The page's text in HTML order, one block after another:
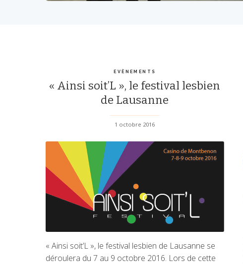
EVÈNEMENTS
« Ainsi soit’L », le festival lesbien
de Lausanne
1 octobre 2016
« Ainsi soit’L », le festival lesbien de Lausanne se
déroulera du 7 au 9 octobre 2016. Lors de cette